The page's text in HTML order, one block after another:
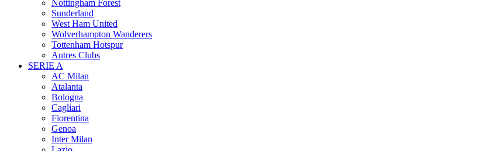
Nottingham Forest
Sunderland
West Ham United
Wolverhampton Wanderers
Tottenham Hotspur
Autres Clubs
SERIE A
AC Milan
Atalanta
Bologna
Cagliari
Fiorentina
Genoa
Inter Milan